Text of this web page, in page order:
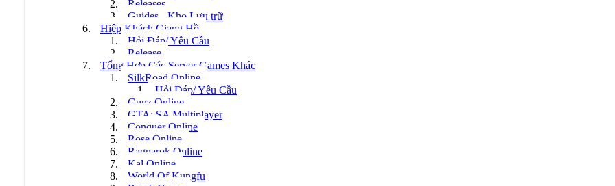
Releases
Guides - Kho Lưu trữ
Hiệp Khách Giang Hồ
Hỏi Đáp/ Yêu Cầu
Release
Tổng Hợp Các Server Games Khác
SilkRoad Online
Hỏi Đáp/ Yêu Cầu
Gunz Online
GTA: SA Multiplayer
Conquer Online
Rose Online
Ragnarok Online
Kal Online
World Of Kungfu